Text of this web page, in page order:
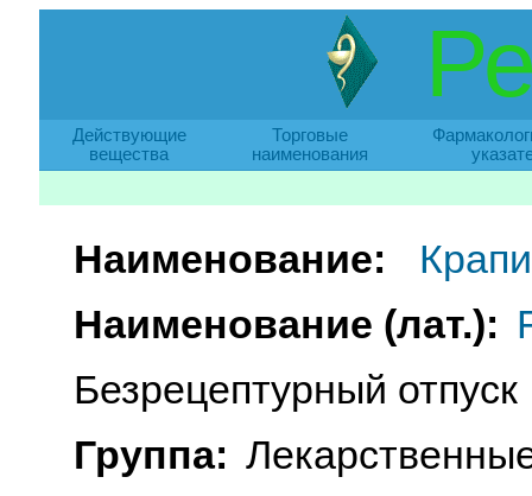
Действующие
вещества
Торговые
наименования
Наименование:
Наименование (лат.):
Безрецептурный отпуск
Группа: